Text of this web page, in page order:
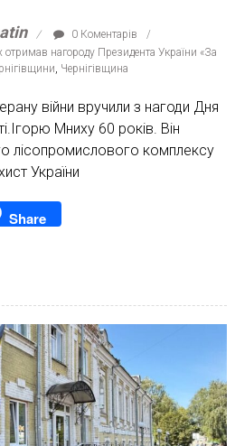
0 Коментарів
отримав нагороду Президента України «За
Чернігівщина
війни вручили з нагоди Дня
Мниху 60 років. Він
лісопромислового комплексу
України
Share